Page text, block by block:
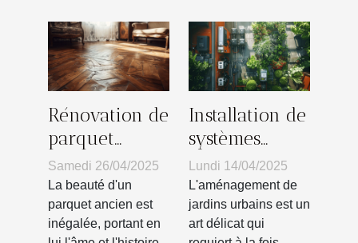
Rénovation de
parquet
ancien secrets
de l'entretien
et de la
restauration
Samedi 26/04/2025
La beauté d'un
parquet ancien est
inégalée, portant en
Installation de
systèmes
d'arrosage
automatiques
conseils pour
jardins
Lundi 14/04/2025
L'aménagement de
jardins urbains est un
art délicat qui